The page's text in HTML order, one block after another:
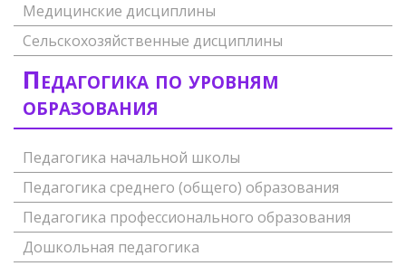
Медицинские дисциплины
Сельскохозяйственные дисциплины
Педагогика по уровням
образования
Педагогика начальной школы
Педагогика среднего (общего) образования
Педагогика профессионального образования
Дошкольная педагогика